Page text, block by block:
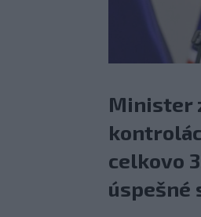
Minister
celkovo
úspešné